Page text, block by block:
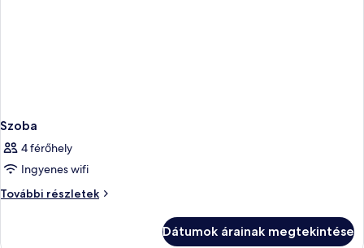
Szoba
4 férőhely
Ingyenes wifi
További részletek
Szoba
Dátumok árainak megtekintése